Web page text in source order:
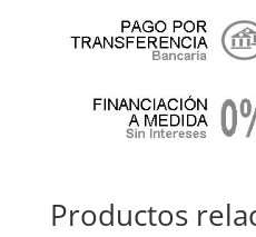
Productos